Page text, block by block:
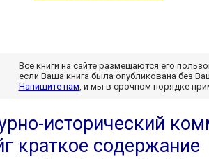
Все книги на сайте размещаются его
если Ваша книга была опубликована без
Напишите нам , и мы в срочном порядке
исторический
краткое содержание